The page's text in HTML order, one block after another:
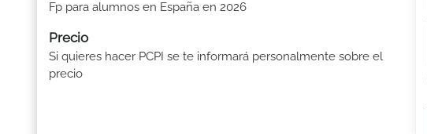
Fp para alumnos en España en 2026
Precio
Si quieres hacer PCPI se te informará personalmente sobre el
precio